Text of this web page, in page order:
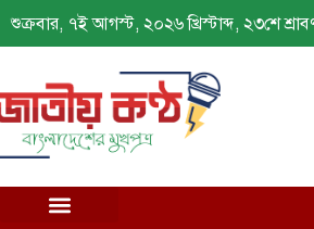
শুক্রবার, ৭ই আগস্ট, ২০২৬ খ্রিস্টাব্দ, ২৩শে